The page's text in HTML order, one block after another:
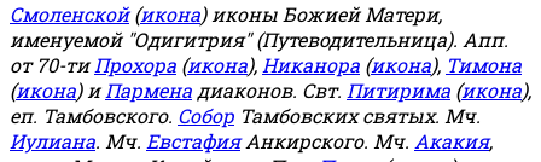
Смоленской(икона) иконы Божией Матери,
именуемой "Одигитрия" (Путеводительница). Апп.
от 70-тиПрохора (икона), Никанора (икона), Тимона
(икона) иПармена диаконов. Свт. Питирима (икона),
еп. Тамбовского. Собор Тамбовских святых. Мч.
Иулиана. Мч. ЕвстафияАнкирского. Мч. Акакия,